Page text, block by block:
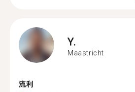
Y.
Maastricht
流利